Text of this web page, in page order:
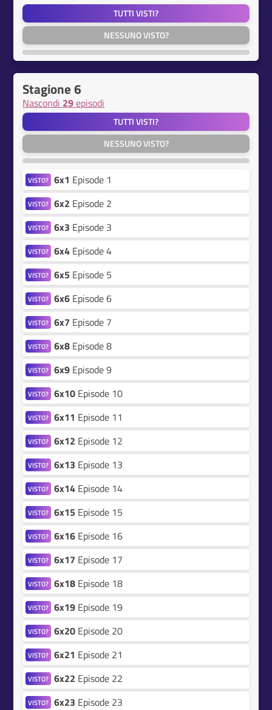
TUTTI VISTI?
NESSUNO VISTO?
Stagione 6
Nascondi 29episodi
TUTTI VISTI?
NESSUNO VISTO?
VISTO? 6x1 Episode 1
VISTO? 6x2 Episode 2
VISTO? 6x3 Episode 3
VISTO? 6x4 Episode 4
VISTO? 6x5 Episode 5
VISTO? 6x6 Episode 6
VISTO? 6x7 Episode 7
VISTO? 6x8 Episode 8
VISTO? 6x9 Episode 9
VISTO? 6x10 Episode 10
VISTO? 6x11 Episode 11
VISTO? 6x12 Episode 12
VISTO? 6x13 Episode 13
VISTO? 6x14 Episode 14
VISTO? 6x15 Episode 15
VISTO? 6x16 Episode 16
VISTO? 6x17 Episode 17
VISTO? 6x18 Episode 18
VISTO? 6x19 Episode 19
VISTO? 6x20 Episode 20
VISTO? 6x21 Episode 21
VISTO? 6x22 Episode 22
VISTO? 6x23 Episode 23